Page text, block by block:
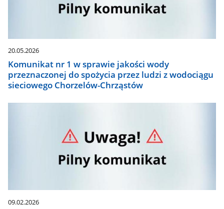
20.05.2026
Komunikat nr 1 w sprawie jakości wody
przeznaczonej do spożycia przez ludzi z wodociągu
sieciowego Chorzelów-Chrząstów
09.02.2026